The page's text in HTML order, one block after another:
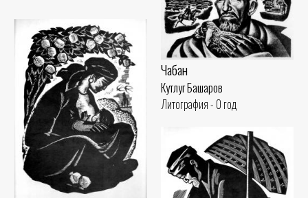
Чабан
Кутлуг Башаров
Литография - 0 год